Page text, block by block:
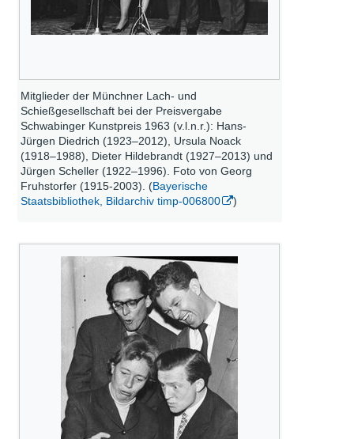
Mitglieder der Münchner Lach- und
Schießgesellschaft bei der Preisvergabe
Schwabinger Kunstpreis 1963 (v.l.n.r.): Hans-
Jürgen Diedrich (1923–2012), Ursula Noack
(1918–1988), Dieter Hildebrandt (1927–2013) und
Jürgen Scheller (1922–1996). Foto von Georg
Fruhstorfer (1915-2003). (Bayerische
Staatsbibliothek, Bildarchiv timp-006800
)